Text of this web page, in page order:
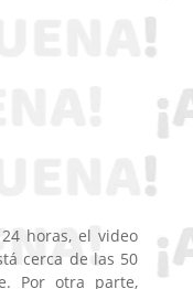
horas, el video
cerca de las 50
Por otra parte,